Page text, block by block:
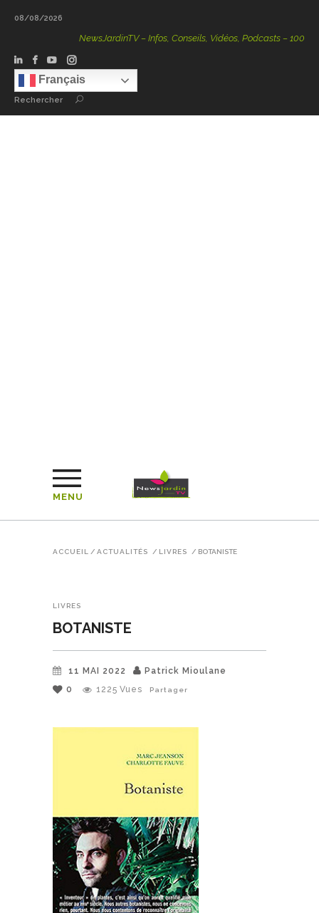
08/08/2026
NewsJardinTV – Infos, Conseils, Vidéos, Podcasts – 100 %
Français
Rechercher
MENU
ACCUEIL / ACTUALITÉS / LIVRES / BOTANISTE
LIVRES
BOTANISTE
11 MAI 2022
Patrick Mioulane
0
1225 Vues Partager